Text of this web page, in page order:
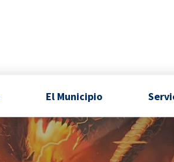
El Municipio